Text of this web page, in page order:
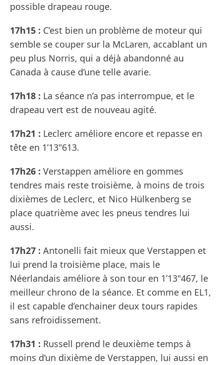
possible drapeau rouge.
17h15 : C’est bien un problème de moteur qui
semble se couper sur la McLaren, accablant un
peu plus Norris, qui a déjà abandonné au
Canada à cause d’une telle avarie.
17h18 : La séance n’a pas interrompue, et le
drapeau vert est de nouveau agité.
17h21 : Leclerc améliore encore et repasse en
tête en 1’13"613.
17h26 : Verstappen améliore en gommes
tendres mais reste troisième, à moins de trois
dixièmes de Leclerc, et Nico Hülkenberg se
place quatrième avec les pneus tendres lui
aussi.
17h27 : Antonelli fait mieux que Verstappen et
lui prend la troisième place, mais le
Néerlandais améliore à son tour en 1’13"467, le
meilleur chrono de la séance. Et comme en EL1,
il est capable d’enchainer deux tours rapides
sans refroidissement.
17h31 : Russell prend le deuxième temps à
moins d’un dixième de Verstappen, lui aussi en